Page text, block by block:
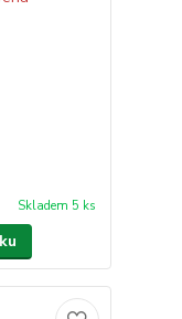
Skladem 5 ks